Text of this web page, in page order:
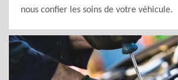
nous confier les soins de votre véhicule.